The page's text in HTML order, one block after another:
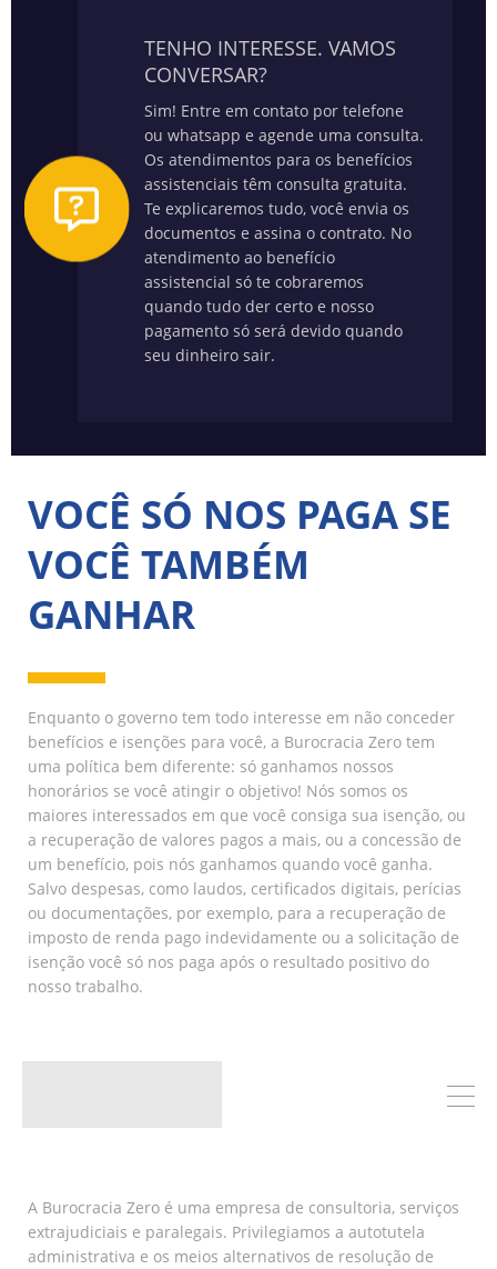
TENHO INTERESSE. VAMOS
CONVERSAR?
Sim! Entre em contato por telefone
ou whatsapp e agende uma consulta.
Os atendimentos para os benefícios
assistenciais têm consulta gratuita.
Te explicaremos tudo, você envia os
documentos e assina o contrato. No
atendimento ao benefício
assistencial só te cobraremos
quando tudo der certo e nosso
pagamento só será devido quando
seu dinheiro sair.
VOCÊ SÓ NOS PAGA SE
VOCÊ TAMBÉM
GANHAR
Enquanto o governo tem todo interesse em não conceder
benefícios e isenções para você, a Burocracia Zero tem
uma política bem diferente: só ganhamos nossos
honorários se você atingir o objetivo! Nós somos os
maiores interessados em que você consiga sua isenção, ou
a recuperação de valores pagos a mais, ou a concessão de
um benefício, pois nós ganhamos quando você ganha.
Salvo despesas, como laudos, certificados digitais, perícias
ou documentações, por exemplo, para a recuperação de
imposto de renda pago indevidamente ou a solicitação de
isenção você só nos paga após o resultado positivo do
nosso trabalho.
A Burocracia Zero é uma empresa de consultoria, serviços
extrajudiciais e paralegais. Privilegiamos a autotutela
administrativa e os meios alternativos de resolução de